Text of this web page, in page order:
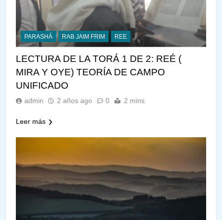
PARASHÁ RAB JAIM FRIM REE
LECTURA DE LA TORÁ 1 DE 2: REÉ (
MIRA Y OYE) TEORÍA DE CAMPO
UNIFICADO
admin 2 años ago 0 2 mins
Leer más